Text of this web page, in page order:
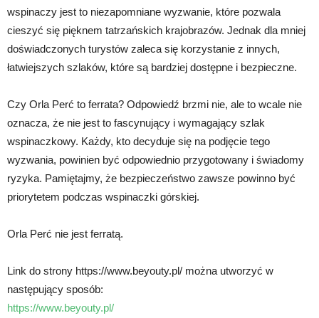
wspinaczy jest to niezapomniane wyzwanie, które pozwala
cieszyć się pięknem tatrzańskich krajobrazów. Jednak dla mniej
doświadczonych turystów zaleca się korzystanie z innych,
łatwiejszych szlaków, które są bardziej dostępne i bezpieczne.
Czy Orla Perć to ferrata? Odpowiedź brzmi nie, ale to wcale nie
oznacza, że nie jest to fascynujący i wymagający szlak
wspinaczkowy. Każdy, kto decyduje się na podjęcie tego
wyzwania, powinien być odpowiednio przygotowany i świadomy
ryzyka. Pamiętajmy, że bezpieczeństwo zawsze powinno być
priorytetem podczas wspinaczki górskiej.
Orla Perć nie jest ferratą.
Link do strony https://www.beyouty.pl/ można utworzyć w
następujący sposób:
https://www.beyouty.pl/